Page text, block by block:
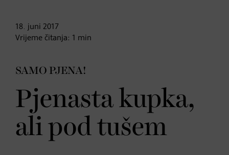
18. juni 2017
Vrijeme čitanja: 1 min
SAMO PJENA!
Pjenasta kupka,
ali pod tušem